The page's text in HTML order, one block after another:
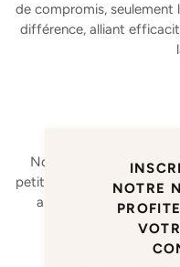
NOTRE
de compromis, seulement
différence, alliant
Nos soins sont
petit village de Taillades.
artisanal, ingrédients